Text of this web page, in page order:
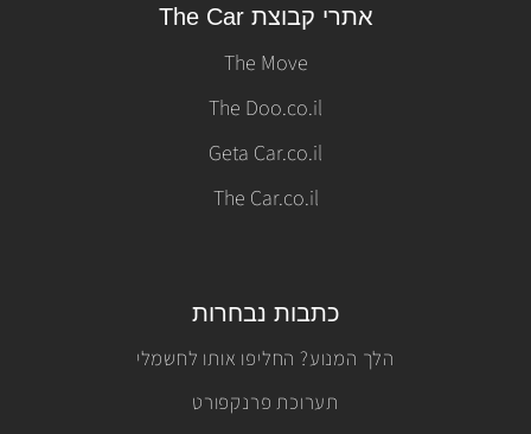
אתרי קבוצת The Car
The Move
The Doo.co.il
Geta Car.co.il
The Car.co.il
כתבות נבחרות
הלך המנוע? החליפו אותו לחשמלי
תערוכת פרנקפורט